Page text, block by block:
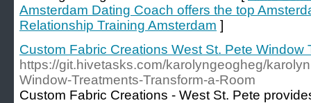
Amsterdam Dating Coach offers the top
Relationship Training Amsterdam ]
Custom Fabric Creations West St. Pete Window
https://git.hivetasks.com/karolyngeogheg/
Window-Treatments-Transform-a-Room
Custom Fabric Creations - West St. Pete